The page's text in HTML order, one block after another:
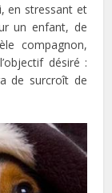
en stressant et
un enfant, de
compagnon,
désiré :
de surcroît de